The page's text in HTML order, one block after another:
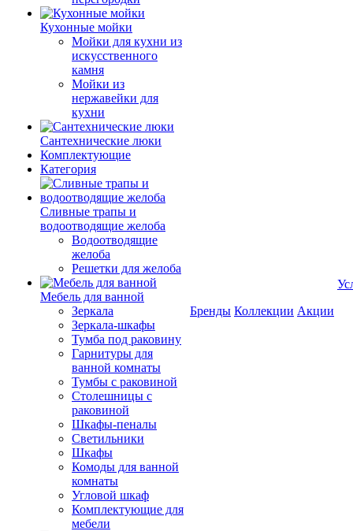
Кухонные мойки
Мойки для кухни из
искусственного
камня
Мойки из
нержавейки для
кухни
Сантехнические люки
Комплектующие
Категория
Cливные трапы и
водоотводящие желоба
Водоотводящие
желоба
Решетки для желоба
Мебель для ванной
Зеркала
Зеркала-шкафы
Тумба под раковину
Гарнитуры для
ванной комнаты
Тумбы с раковиной
Столешницы с
раковиной
Шкафы-пеналы
Светильники
Шкафы
Комоды для ванной
комнаты
Угловой шкаф
Комплектующие для
мебели
Бренды Коллекции Акции